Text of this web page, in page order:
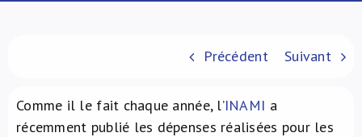
NL
Précédent Suivant
Comme il le fait chaque année, l’INAMI a
récemment publié les dépenses réalisées pour les